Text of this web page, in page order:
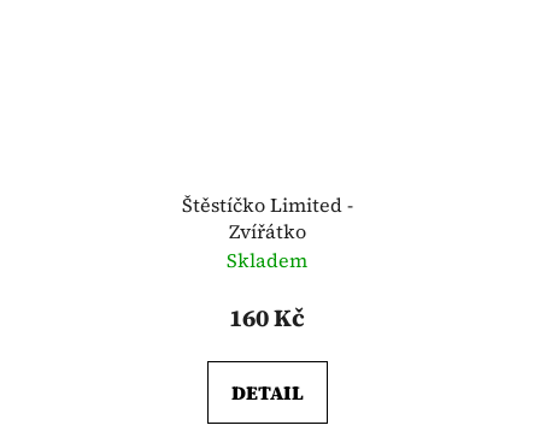
Štěstíčko Limited -
Zvířátko
Skladem
160 Kč
DETAIL